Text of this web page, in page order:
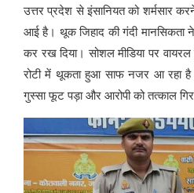
उत्तर प्रदेश से इंसानियत को शर्मसार
आई है। थूक जिहाद की गंदी मानसिकता
कर रख दिया। सोशल मीडिया पर वायरल
रोटी में थूकता हुआ साफ नजर आ रहा है।
गुस्सा फूट पड़ा और आरोपी को तत्काल